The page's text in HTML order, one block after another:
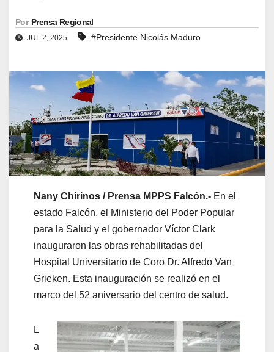
Por Prensa Regional
JUL 2, 2025 #Presidente Nicolás Maduro
Nany Chirinos / Prensa MPPS Falcón.- En el
estado Falcón, el Ministerio del Poder Popular
para la Salud y el gobernador Víctor Clark
inauguraron las obras rehabilitadas del
Hospital Universitario de Coro Dr. Alfredo Van
Grieken. Esta inauguración se realizó en el
marco del 52 aniversario del centro de salud.
L
a